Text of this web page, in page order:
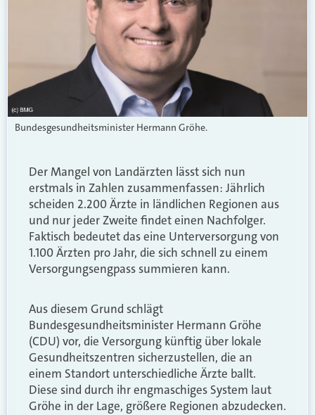
Bundesgesundheitsminister Hermann Gröhe.
Der Mangel von Landärzten lässt sich nun
erstmals in Zahlen zusammenfassen: Jährlich
scheiden 2.200 Ärzte in ländlichen Regionen aus
und nur jeder Zweite findet einen Nachfolger.
Faktisch bedeutet das eine Unterversorgung von
1.100 Ärzten pro Jahr, die sich schnell zu einem
Versorgungsengpass summieren kann.
Aus diesem Grund schlägt
Bundesgesundheitsminister Hermann Gröhe
(CDU) vor, die Versorgung künftig über lokale
Gesundheitszentren sicherzustellen, die an
einem Standort unterschiedliche Ärzte ballt.
Diese sind durch ihr engmaschiges System laut
Gröhe in der Lage, größere Regionen abzudecken.